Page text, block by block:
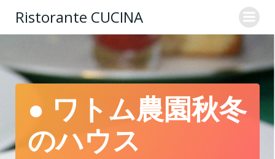
ン
テ
ン
ツ
へ
ス
キ
ッ
Ristorante CUCINA
● ワトム農園秋冬
のハウス